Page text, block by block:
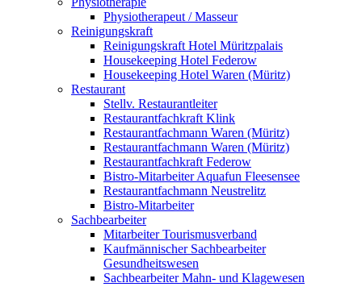
Physiotherapeut / Masseur
Reinigungskraft
Reinigungskraft Hotel Müritzpalais
Housekeeping Hotel Federow
Housekeeping Hotel Waren (Müritz)
Restaurant
Stellv. Restaurantleiter
Restaurantfachkraft Klink
Restaurantfachmann Waren (Müritz)
Restaurantfachmann Waren (Müritz)
Restaurantfachkraft Federow
Bistro-Mitarbeiter Aquafun Fleesensee
Restaurantfachmann Neustrelitz
Bistro-Mitarbeiter
Sachbearbeiter
Mitarbeiter Tourismusverband
Kaufmännischer Sachbearbeiter
Gesundheitswesen
Sachbearbeiter Mahn- und Klagewesen